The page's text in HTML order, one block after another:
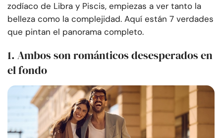
zodíaco de Libra y Piscis, empiezas a ver tanto la
belleza como la complejidad. Aquí están 7 verdades
que pintan el panorama completo.
1. Ambos son románticos desesperados en
el fondo